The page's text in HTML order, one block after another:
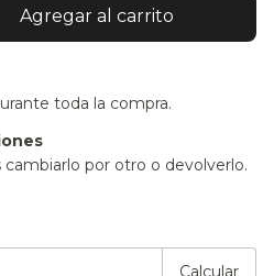
toda la compra.
por otro o devolverlo.
Calcular